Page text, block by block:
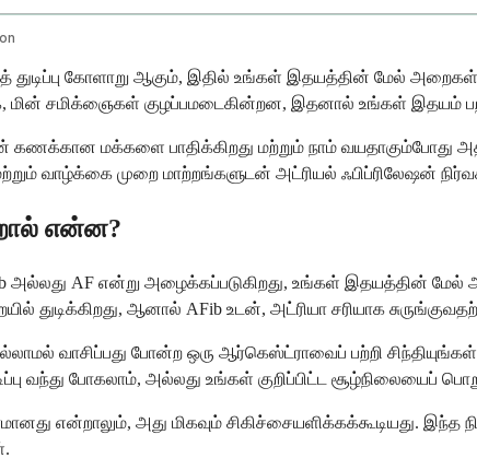
துடிப்பு கோளாறு ஆகும், இதில் உங்கள் இதயத்தின் மேல்
மின் சமிக்ஞைகள் குழப்பமடைகின்றன, இதனால் உங்கள் இதயம்
கணக்கான மக்களை பாதிக்கிறது மற்றும் நாம் வயதாகும்போது
வாழ்க்கை முறை மாற்றங்களுடன் அட்ரியல் ஃபிப்ரிலேஷன்
என்ன?
அல்லது AF என்று அழைக்கப்படுகிறது, உங்கள் இதயத்தின்
ஆனால் AFib உடன், அட்ரியா சரியாக
வாசிப்பது போன்ற ஒரு ஆர்கெஸ்ட்ராவைப் பற்றி
வந்து போகலாம், அல்லது உங்கள் குறிப்பிட்ட சூழ்நிலையைப்
என்றாலும், அது மிகவும் சிகிச்சையளிக்கக்கூடியது. இந்த